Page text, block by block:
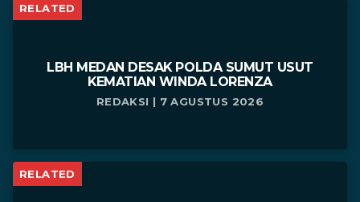
RELATED
LBH MEDAN DESAK POLDA SUMUT USUT
KEMATIAN WINDA LORENZA
REDAKSI | 7 AGUSTUS 2026
RELATED